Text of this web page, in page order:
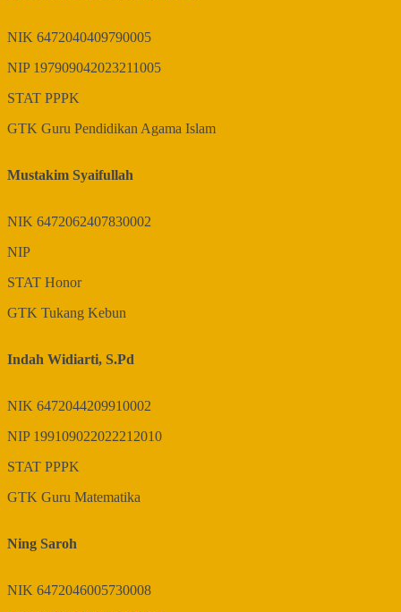
NIK 6472040409790005
NIP 197909042023211005
STAT PPPK
GTK Guru Pendidikan Agama Islam
Mustakim Syaifullah
NIK 6472062407830002
NIP
STAT Honor
GTK Tukang Kebun
Indah Widiarti, S.Pd
NIK 6472044209910002
NIP 199109022022212010
STAT PPPK
GTK Guru Matematika
Ning Saroh
NIK 6472046005730008